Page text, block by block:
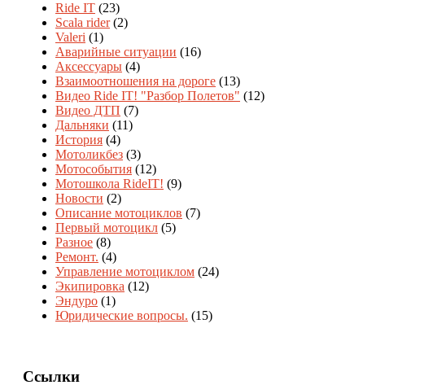
Ride IT (23)
Scala rider(2)
Valeri (1)
Аварийные ситуации (16)
Аксессуары (4)
Взаимоотношения на дороге (13)
Видео Ride IT! "Разбор Полетов" (12)
Видео ДТП (7)
Дальняки (11)
История (4)
Мотоликбез (3)
Мотособытия (12)
Мотошкола RideIT! (9)
Новости (2)
Описание мотоциклов (7)
Первый мотоцикл (5)
Разное (8)
Ремонт. (4)
Управление мотоциклом (24)
Экипировка (12)
Эндуро (1)
Юридические вопросы. (15)
Ссылки